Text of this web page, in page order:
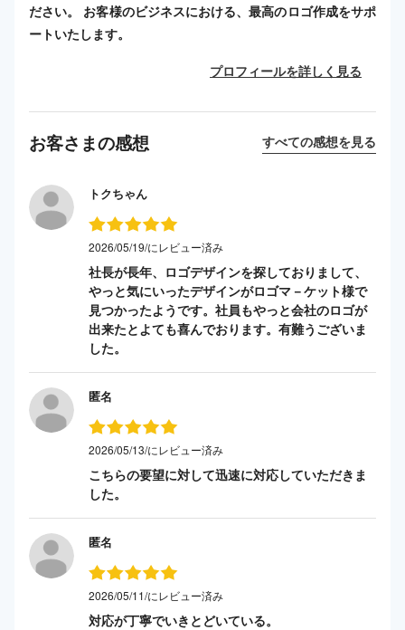
ださい。 お客様のビジネスにおける、最高のロゴ作成をサポ
ートいたします。
プロフィールを詳しく見る
お客さまの感想 すべての感想を見る
トクちゃん
2026/05/19/にレビュー済み
社長が長年、ロゴデザインを探しておりまして、
やっと気にいったデザインがロゴマ－ケット様で
見つかったようです。社員もやっと会社のロゴが
出来たとよても喜んでおります。有難うございま
した。
匿名
2026/05/13/にレビュー済み
こちらの要望に対して迅速に対応していただきま
した。
匿名
2026/05/11/にレビュー済み
対応が丁寧でいきとどいている。